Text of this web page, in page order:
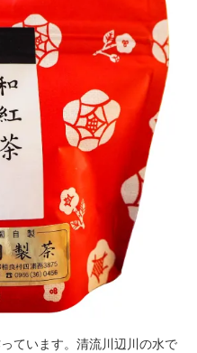
ています。清流川辺川の水で